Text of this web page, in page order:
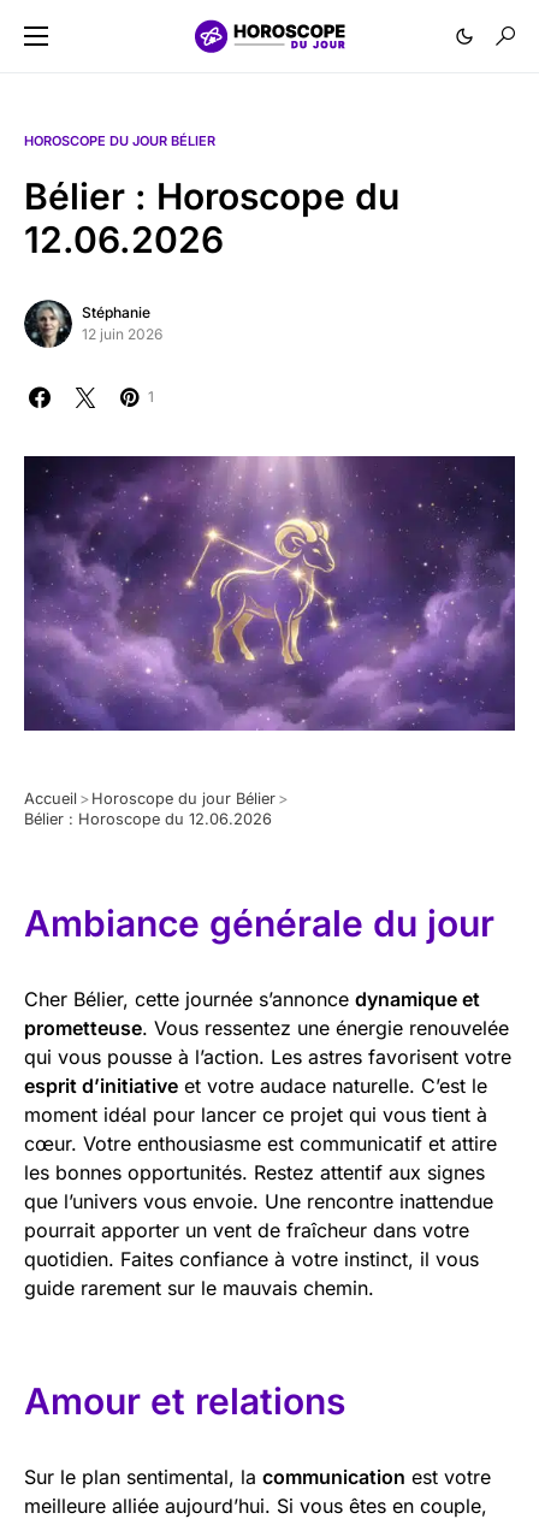
HOROSCOPE DU JOUR BÉLIER
Bélier : Horoscope du
12.06.2026
Stéphanie
12 juin 2026
1
Accueil > Horoscope du jour Bélier >
Bélier : Horoscope du 12.06.2026
Ambiance générale du jour
Cher Bélier, cette journée s’annonce dynamique et
prometteuse. Vous ressentez une énergie renouvelée
qui vous pousse à l’action. Les astres favorisent votre
esprit d’initiative et votre audace naturelle. C’est le
moment idéal pour lancer ce projet qui vous tient à
cœur. Votre enthousiasme est communicatif et attire
les bonnes opportunités. Restez attentif aux signes
que l’univers vous envoie. Une rencontre inattendue
pourrait apporter un vent de fraîcheur dans votre
quotidien. Faites confiance à votre instinct, il vous
guide rarement sur le mauvais chemin.
Amour et relations
Sur le plan sentimental, la communication est votre
meilleure alliée aujourd’hui. Si vous êtes en couple,